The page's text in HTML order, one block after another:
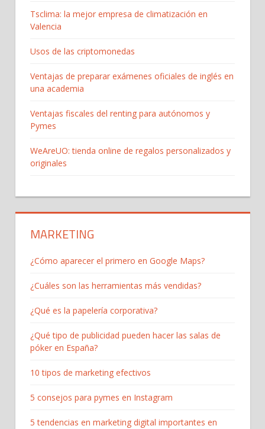
Tsclima: la mejor empresa de climatización en
Valencia
Usos de las criptomonedas
Ventajas de preparar exámenes oficiales de inglés en
una academia
Ventajas fiscales del renting para autónomos y
Pymes
WeAreUO: tienda online de regalos personalizados y
originales
MARKETING
¿Cómo aparecer el primero en Google Maps?
¿Cuáles son las herramientas más vendidas?
¿Qué es la papelería corporativa?
¿Qué tipo de publicidad pueden hacer las salas de
póker en España?
10 tipos de marketing efectivos
5 consejos para pymes en Instagram
5 tendencias en marketing digital importantes en